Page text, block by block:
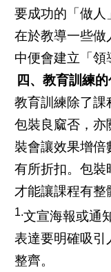
要成功的「做人
在於教導一些做
中便會建立「領
四、教育訓練的
教育訓練除了課
包裝良窳否，亦
裝會讓效果增倍
有所折扣。包裝
才能讓課程有整
1.文宣海報或通
表達要明確吸引
整齊。